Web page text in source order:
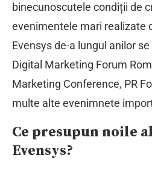
binecunoscutele condiții de
evenimentele mari realizate
Evensys de-a lungul anilor
Digital Marketing Forum
Marketing Conference, PR
multe alte evenimnete
Ce presupun noile
Evensys?